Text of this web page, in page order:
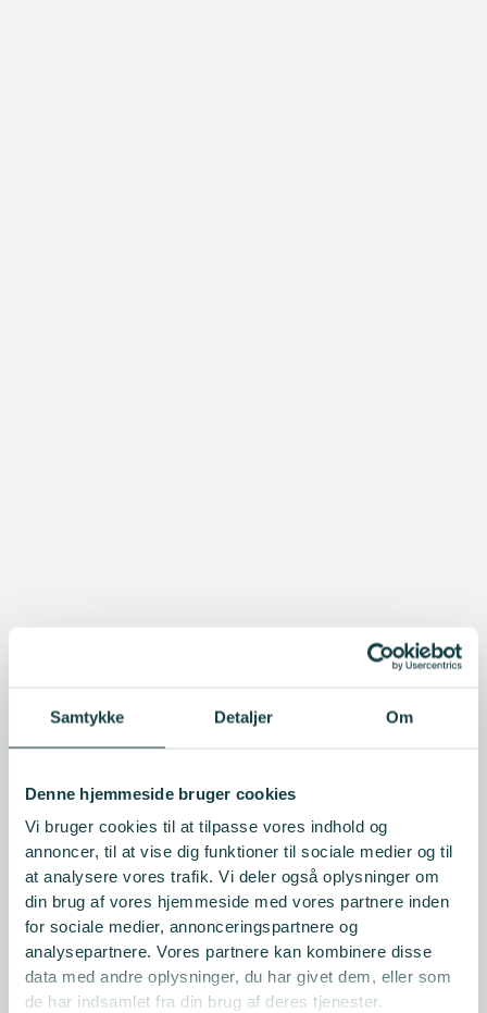
Samtykke Detaljer Om
Denne hjemmeside bruger cookies
Vi bruger cookies til at tilpasse vores indhold og
annoncer, til at vise dig funktioner til sociale medier og til
at analysere vores trafik. Vi deler også oplysninger om
din brug af vores hjemmeside med vores partnere inden
for sociale medier, annonceringspartnere og
analysepartnere. Vores partnere kan kombinere disse
data med andre oplysninger, du har givet dem, eller som
de har indsamlet fra din brug af deres tjenester.